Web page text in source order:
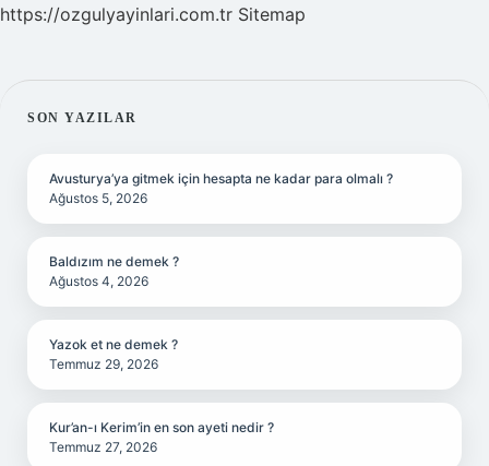
https://ozgulyayinlari.com.tr Sitemap
SIDEBAR
SON YAZILAR
Avusturya’ya gitmek için hesapta ne kadar para olmalı ?
Ağustos 5, 2026
Baldızım ne demek ?
Ağustos 4, 2026
Yazok et ne demek ?
Temmuz 29, 2026
Kur’an-ı Kerim’in en son ayeti nedir ?
Temmuz 27, 2026